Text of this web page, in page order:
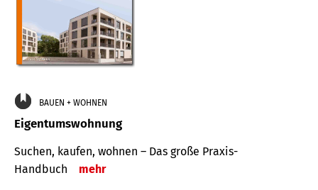
BAUEN + WOHNEN
Eigentumswohnung
Suchen, kaufen, wohnen – Das große Praxis-
Handbuch
mehr